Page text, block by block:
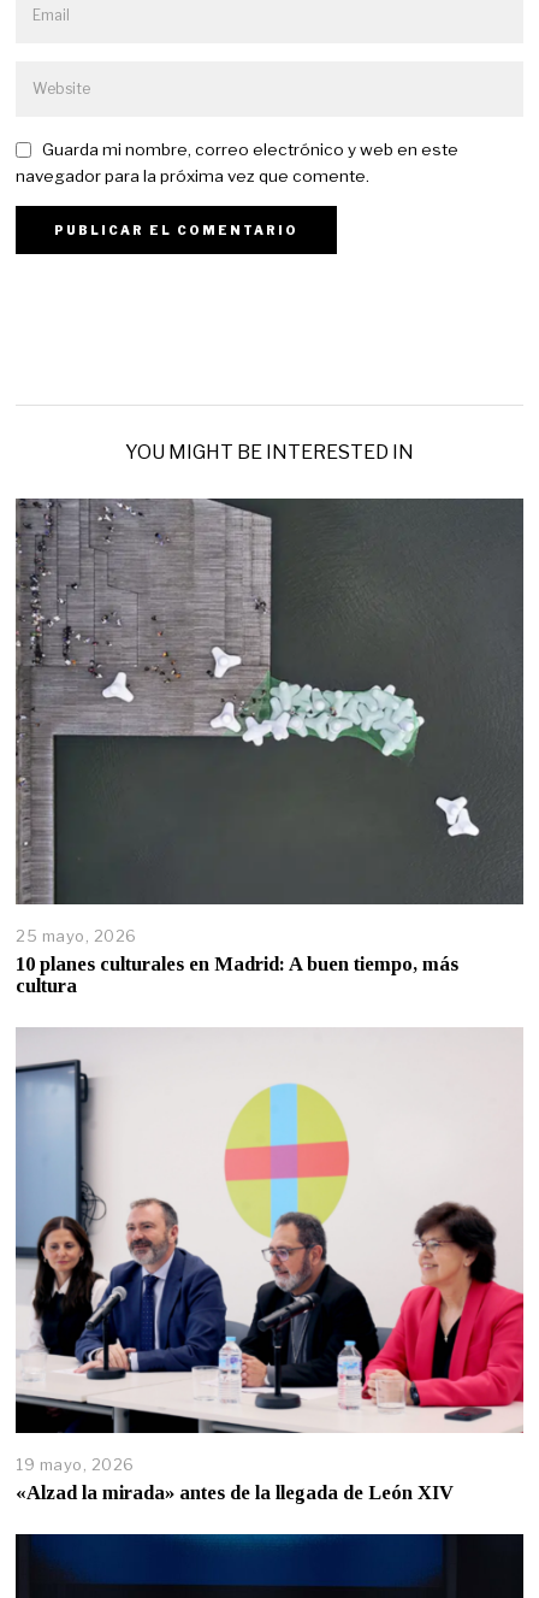
Guarda mi nombre, correo electrónico y web en este
navegador para la próxima vez que comente.
YOU MIGHT BE INTERESTED IN
25 mayo, 2026
10 planes culturales en Madrid: A buen tiempo, más
cultura
19 mayo, 2026
«Alzad la mirada» antes de la llegada de León XIV